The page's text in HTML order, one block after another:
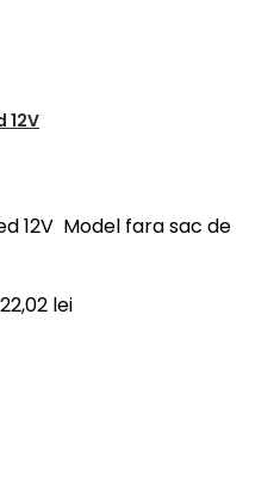
12V Model fara sac de
lei